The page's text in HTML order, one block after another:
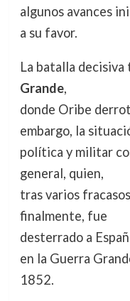
algunos avances
a su favor.
La batalla decisiva
Grande,
donde Oribe
embargo, la
política y militar
general, quien,
tras varios
finalmente, fue
desterrado a
en la Guerra
1852.